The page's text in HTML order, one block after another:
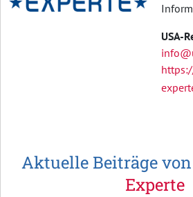
USA-
Aktuelle Beiträge von
Experte